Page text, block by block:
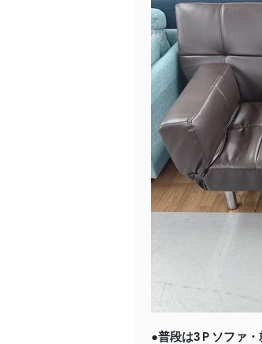
●普段は3Ｐソファ・